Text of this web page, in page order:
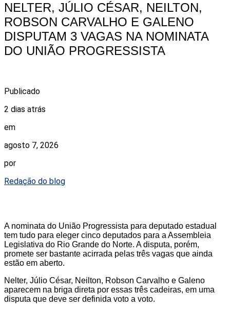
NELTER, JÚLIO CÉSAR, NEILTON,
ROBSON CARVALHO E GALENO
DISPUTAM 3 VAGAS NA NOMINATA
DO UNIÃO PROGRESSISTA
Publicado
2 dias atrás
em
agosto 7, 2026
por
Redação do blog
A nominata do União Progressista para deputado estadual
tem tudo para eleger cinco deputados para a Assembleia
Legislativa do Rio Grande do Norte. A disputa, porém,
promete ser bastante acirrada pelas três vagas que ainda
estão em aberto.
Nelter, Júlio César, Neilton, Robson Carvalho e Galeno
aparecem na briga direta por essas três cadeiras, em uma
disputa que deve ser definida voto a voto.